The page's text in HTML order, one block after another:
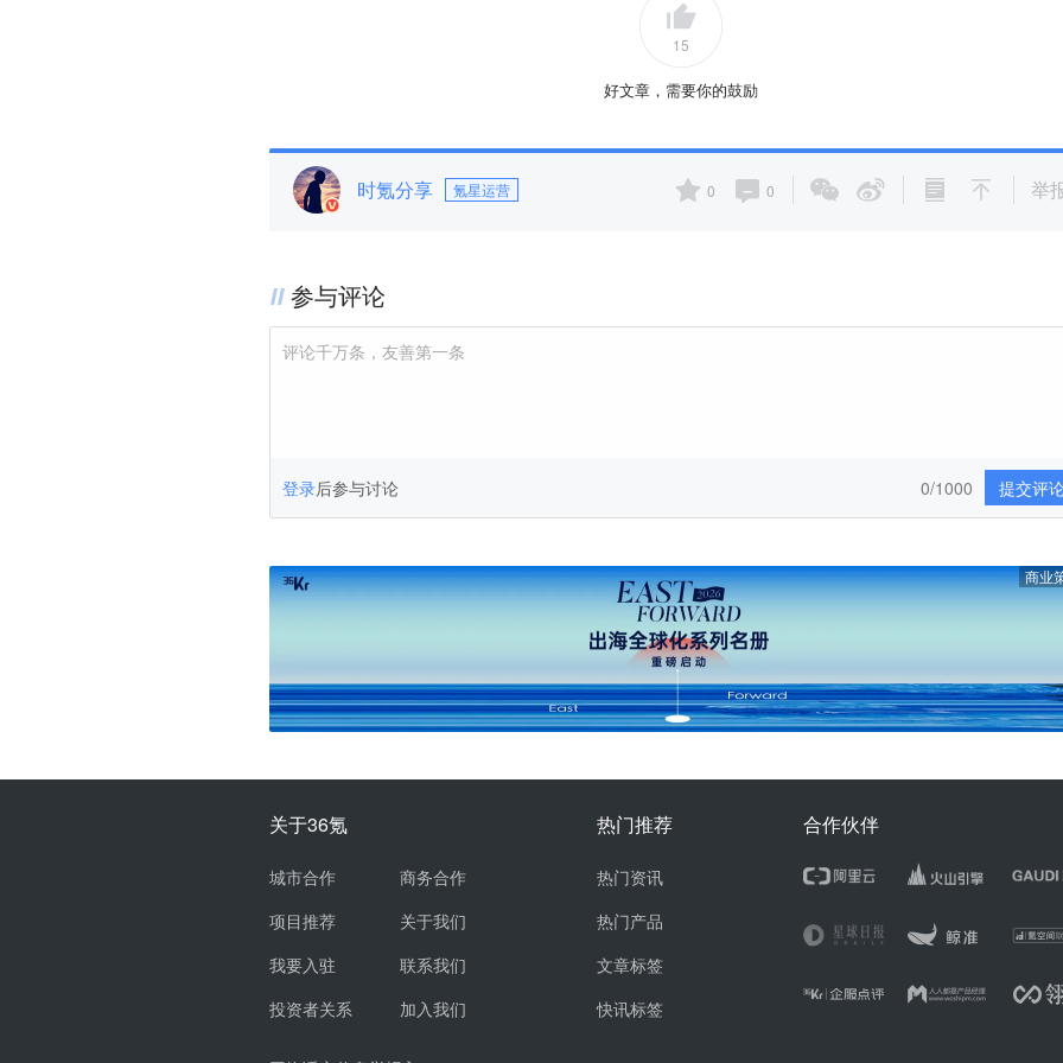
15
好文章，需要你的鼓励
时氪分享 氪星运营 0 0 举
参与评论
评论千万条，友善第一条
登录后参与讨论 提交评
0/1000
商业
关于36氪
城市合作
项目推荐
我要入驻
投资者关系
商务合作
关于我们
联系我们
加入我们
热门推荐
热门资讯
热门产品
文章标签
快讯标签
合作伙伴